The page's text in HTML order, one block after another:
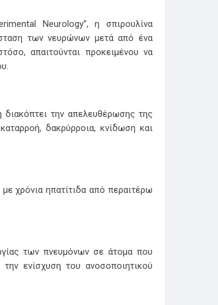
Neurology”, η σπιρουλίνα
των νευρώνων μετά από ένα
απαιτούνται προκειμένου να
διακόπτει την απελευθέρωσης της
δακρύρροια, κνίδωση και
χρόνια ηπατίτιδα από περαιτέρω
των πνευμόνων σε άτομα που
ενίσχυση του ανοσοποιητικού